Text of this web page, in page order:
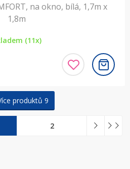
na okno, bílá, 1,7m x
1,8m
(11x)
produktů 9
2